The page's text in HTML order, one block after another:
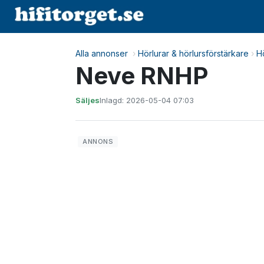
Alla annonser › Hörlurar & hörlursförstärkare ›
Neve RNHP
SäljesInlagd: 2026-05-04 07:03